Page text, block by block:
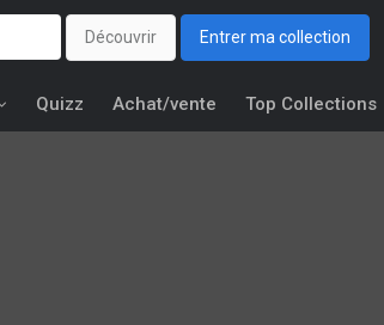
Découvrir Entrer ma collection
Quizz Achat/vente Top Collections